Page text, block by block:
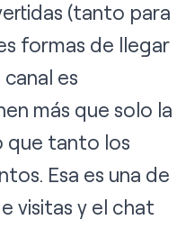
(tanto para
formas de llegar
es
más que solo la
que tanto los
Esa es una de
visitas y el chat